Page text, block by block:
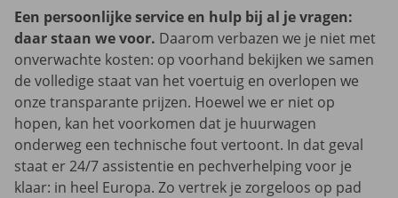
Een persoonlijke service en hulp bij al je vragen:
daar staan we voor. Daarom verbazen we je niet met
onverwachte kosten: op voorhand bekijken we samen
de volledige staat van het voertuig en overlopen we
onze transparante prijzen. Hoewel we er niet op
hopen, kan het voorkomen dat je huurwagen
onderweg een technische fout vertoont. In dat geval
staat er 24/7 assistentie en pechverhelping voor je
klaar: in heel Europa. Zo vertrek je zorgeloos op pad